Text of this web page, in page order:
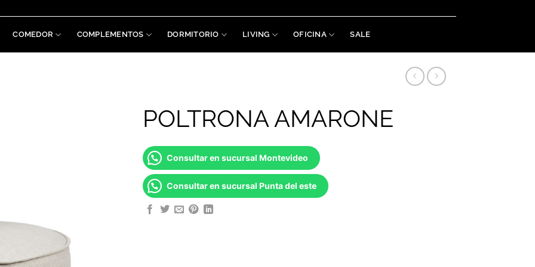
COMEDOR COMPLEMENTOS DORMITORIO LIVING OFICINA SALE
POLTRONA AMARONE
Consultar en sucursal Montevideo
Consultar en sucursal Punta del este